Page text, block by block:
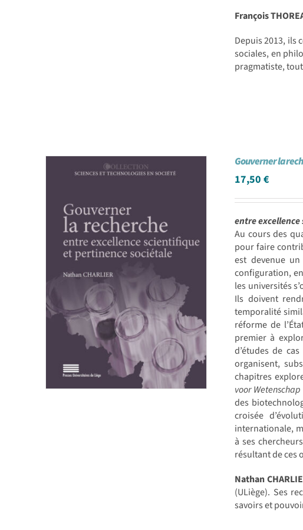
François
Depuis 2013, ils
sociales, en
pragmatiste,
Gouverner la
17,50€
entre
Au cours des
pour faire
est devenue
configuration,
les universités
Ils doivent
temporalité
réforme de
premier à
d’études de
organisent,
chapitres
voor
des
croisée
internationale,
à ses
résultant de ces
Nathan
(ULiège). Ses
savoirs et